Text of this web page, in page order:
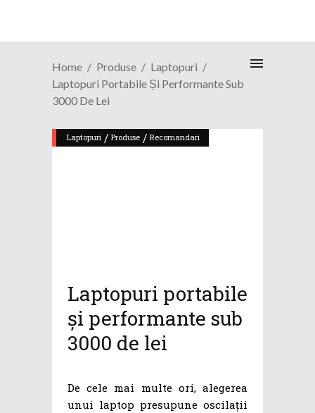
Home Produse
Laptopuri
Laptopuri Portabile Și Performante Sub
3000 De Lei
Laptopuri / Produse / Recomandari
Laptopuri portabile
și performante sub
3000 de lei
De cele mai multe ori, alegerea
unui laptop presupune oscilații